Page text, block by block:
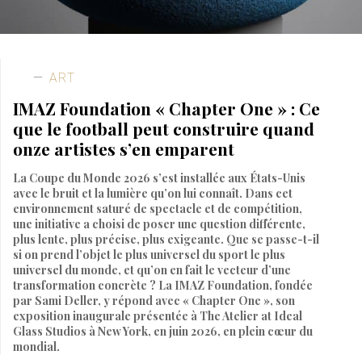
ART
IMAZ Foundation « Chapter One » : Ce
que le football peut construire quand
onze artistes s’en emparent
La Coupe du Monde 2026 s’est installée aux États-Unis
avec le bruit et la lumière qu’on lui connaît. Dans cet
environnement saturé de spectacle et de compétition,
une initiative a choisi de poser une question différente,
plus lente, plus précise, plus exigeante. Que se passe-t-il
si on prend l’objet le plus universel du sport le plus
universel du monde, et qu’on en fait le vecteur d’une
transformation concrète ? La IMAZ Foundation, fondée
par Sami Deller, y répond avec « Chapter One », son
exposition inaugurale présentée à The Atelier at Ideal
Glass Studios à New York, en juin 2026, en plein cœur du
mondial.